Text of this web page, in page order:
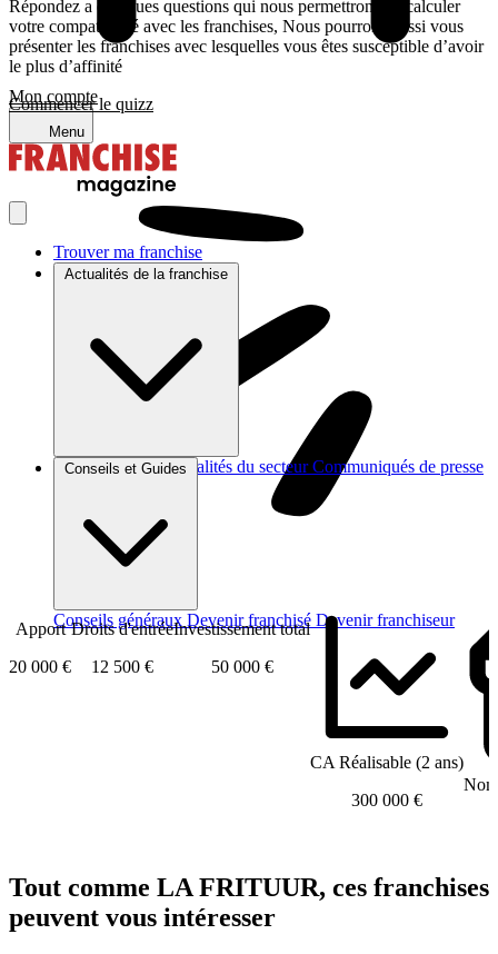
Mon compte
Menu
Trouver ma franchise
Actualités de la franchise
Brèves et actus Actualités du secteur Communiqués de presse
Conseils et Guides
Conseils généraux Devenir franchisé Devenir franchiseur
Répondez a quelques questions qui nous permettrons de calculer
votre compatibilité avec les franchises, Nous pourrons aussi vous
présenter les franchises avec lesquelles vous êtes susceptible d’avoir
le plus d’affinité
Commencer le quizz
Apport
20 000 €
Droits d'entrée
12 500 €
Investissement total
50 000 €
CA Réalisable (2 ans)
300 000 €
Tout comme LA FRITUUR, ces franchises
peuvent vous intéresser